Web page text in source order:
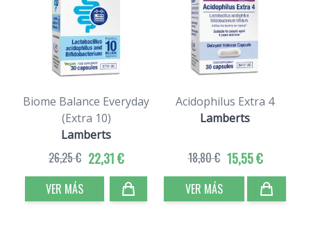
Biome Balance Everyday
(Extra 10)
Lamberts
22,31 €
26,25 €
VER MÁS
Acidophilus Extra 4
Lamberts
15,55 €
18,80 €
VER MÁS